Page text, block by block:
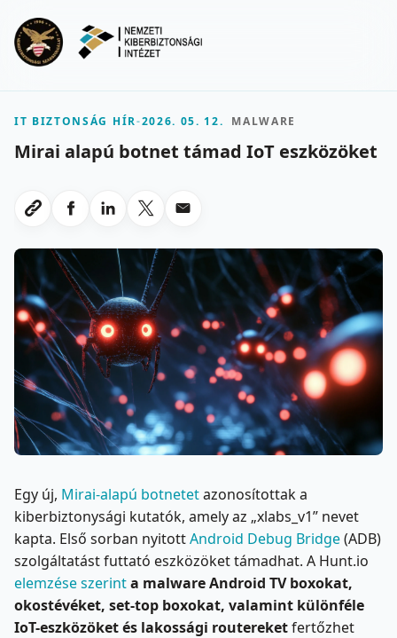
IT BIZTONSÁG HÍR-2026. 05. 12. MALWARE
Mirai alapú botnet támad IoT eszközöket
Link masolasa
Megosztas Facebookon
Megosztas LinkedInen
Megosztas X-en
Megosztas emailben
Egy új, Mirai-alapú botnetetazonosítottak a
kiberbiztonysági kutatók, amely az „xlabs_v1” nevet
kapta. Első sorban nyitottAndroid Debug Bridge(ADB)
szolgáltatást futtató eszközöket támadhat. A Hunt.io
elemzése szerinta malware Android TV boxokat,
okostévéket, set-top boxokat, valamint különféle
IoT-eszközöket és lakossági routereketfertőzhet